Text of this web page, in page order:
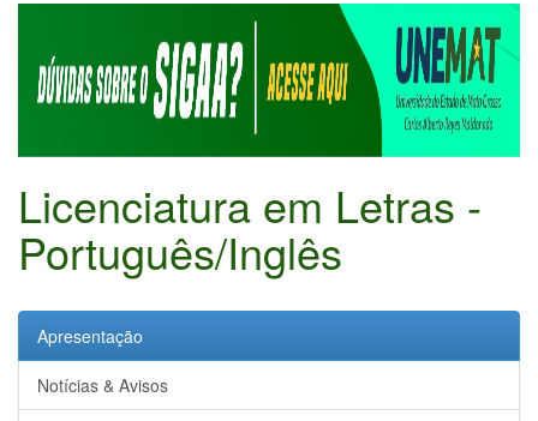
Licenciatura em Letras -
Português/Inglês
Apresentação
Notícias & Avisos